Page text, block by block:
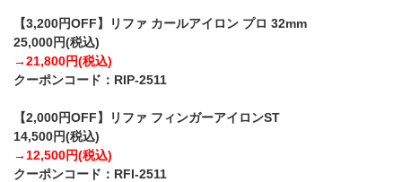
【3,200円OFF】リファ カールアイロン プロ 32mm
25,000円(税込)
→21,800円(税込)
クーポンコード：RIP-2511
【2,000円OFF】リファ フィンガーアイロンST
14,500円(税込)
→12,500円(税込)
クーポンコード：RFI-2511